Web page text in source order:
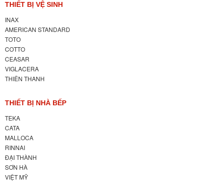
THIẾT BỊ VỆ SINH
INAX
AMERICAN STANDARD
TOTO
COTTO
CEASAR
VIGLACERA
THIÊN THANH
THIẾT BỊ NHÀ BẾP
TEKA
CATA
MALLOCA
RINNAI
ĐẠI THÀNH
SƠN HÀ
VIỆT MỸ